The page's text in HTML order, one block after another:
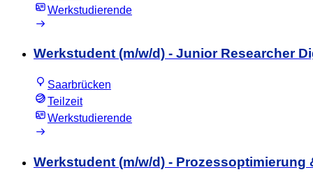
Werkstudierende
Werkstudent (m/w/d) - Junior Researcher
Saarbrücken
Teilzeit
Werkstudierende
Werkstudent (m/w/d) -